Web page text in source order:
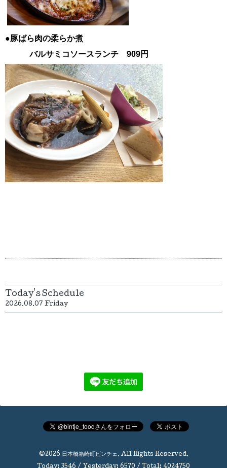
●豚ばら肉の柔らか煮
バルサミコソースランチ 909円
Today's Schedule
2026.08.07 Friday
©2026 日本橋箱崎町ビンチェ. All Rights Reserved.
Today: 3546 / Yesterday: 6570 / Total: 4024750